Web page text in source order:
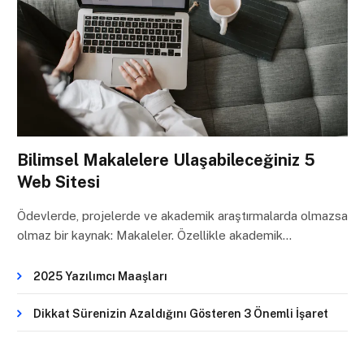
Bilimsel Makalelere Ulaşabileceğiniz 5
Web Sitesi
Ödevlerde, projelerde ve akademik araştırmalarda olmazsa
olmaz bir kaynak: Makaleler. Özellikle akademik…
2025 Yazılımcı Maaşları
Dikkat Sürenizin Azaldığını Gösteren 3 Önemli İşaret